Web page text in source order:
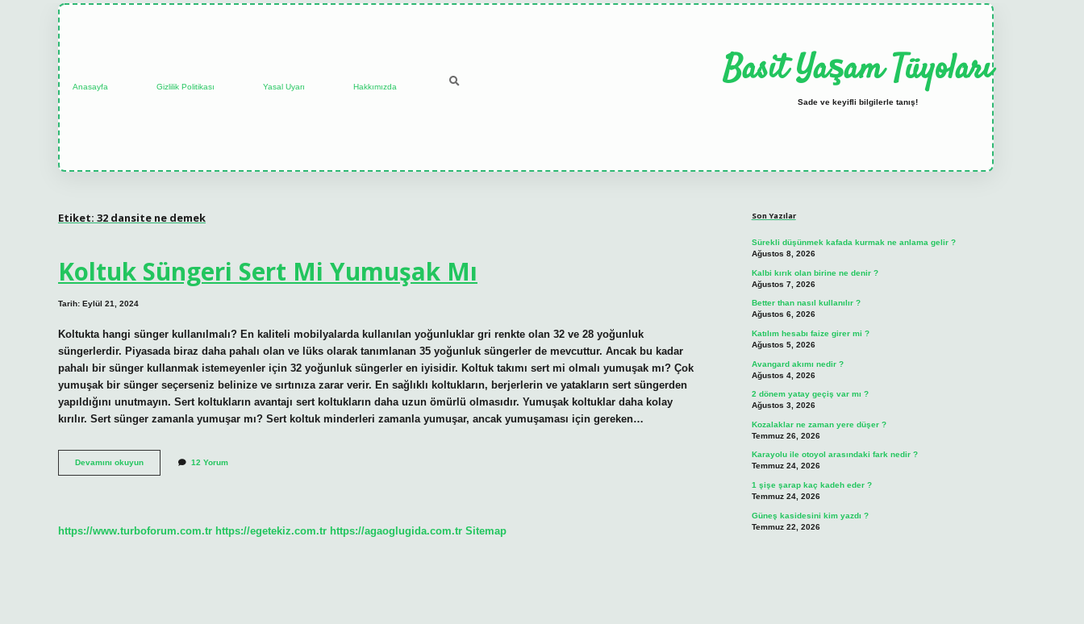
Anasayfa Gizlilik Politikası Yasal Uyarı Hakkımızda Basit Yaşam Tüyoları
Sade ve keyifli bilgilerle tanış!
Etiket: 32 dansite ne demek
Koltuk Süngeri Sert Mi Yumuşak Mı
Tarih: Eylül 21, 2024
Koltukta hangi sünger kullanılmalı? En kaliteli mobilyalarda kullanılan yoğunluklar gri renkte olan 32 ve 28 yoğunluk
süngerlerdir. Piyasada biraz daha pahalı olan ve lüks olarak tanımlanan 35 yoğunluk süngerler de mevcuttur. Ancak bu kadar
pahalı bir sünger kullanmak istemeyenler için 32 yoğunluk süngerler en iyisidir. Koltuk takımı sert mi olmalı yumuşak mı? Çok
yumuşak bir sünger seçerseniz belinize ve sırtınıza zarar verir. En sağlıklı koltukların, berjerlerin ve yatakların sert süngerden
yapıldığını unutmayın. Sert koltukların avantajı sert koltukların daha uzun ömürlü olmasıdır. Yumuşak koltuklar daha kolay
kırılır. Sert sünger zamanla yumuşar mı? Sert koltuk minderleri zamanla yumuşar, ancak yumuşaması için gereken…
Devamını okuyunKoltuk
Süngeri
12 Yorum
https://www.turboforum.com.tr https://egetekiz.com.tr https://agaoglugida.com.tr Sitemap
Son Yazılar
Sürekli düşünmek kafada kurmak ne anlama gelir ?
Ağustos 8, 2026
Kalbi kırık olan birine ne denir ?
Ağustos 7, 2026
Better than nasıl kullanılır ?
Ağustos 6, 2026
Katılım hesabı faize girer mi ?
Ağustos 5, 2026
Avangard akımı nedir ?
Ağustos 4, 2026
2 dönem yatay geçiş var mı ?
Ağustos 3, 2026
Kozalaklar ne zaman yere düşer ?
Temmuz 26, 2026
Karayolu ile otoyol arasındaki fark nedir ?
Temmuz 24, 2026
1 şişe şarap kaç kadeh eder ?
Temmuz 24, 2026
Güneş kasidesini kim yazdı ?
Temmuz 22, 2026